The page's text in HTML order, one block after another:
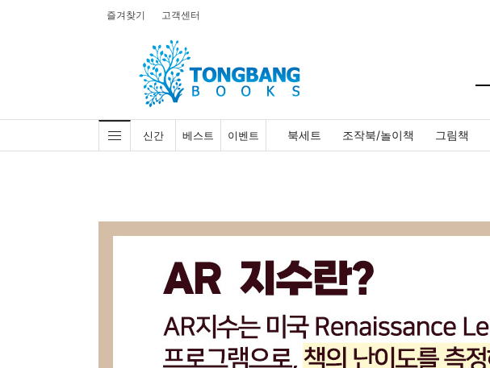
즐겨찾기 고객센터
신간 베스트 이벤트 북세트 조작북/놀이책 그림책